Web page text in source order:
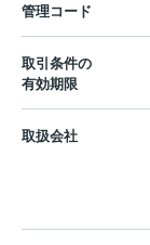
管理コード
取引条件の
有効期限
取扱会社